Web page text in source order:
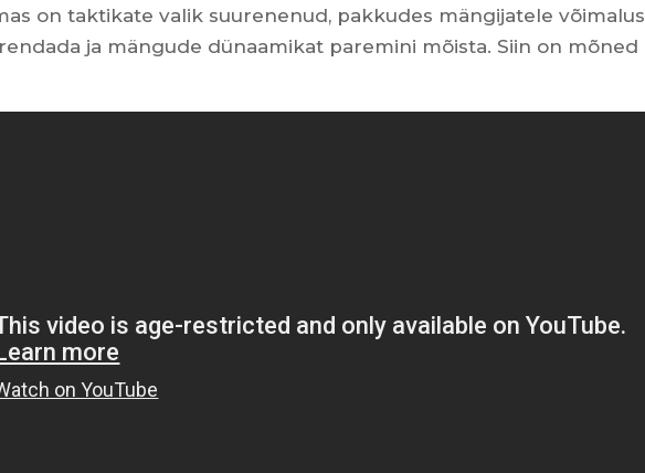
on taktikate valik suurenenud, pakkudes mängijatele
ja mängude dünaamikat paremini mõista. Siin on mõned